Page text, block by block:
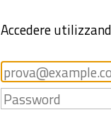
Accedere